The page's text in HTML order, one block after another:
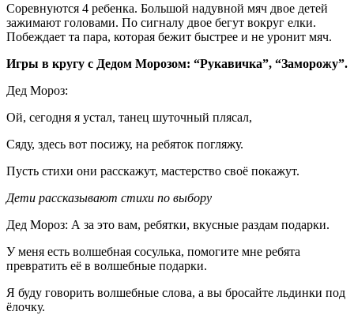
Соревнуются 4 ребенка. Большой надувной мяч двое детей
зажимают головами. По сигналу двое бегут вокруг елки.
Побеждает та пара, которая бежит быстрее и не уронит мяч.
Игры в кругу с Дедом Морозом: “Рукавичка”, “Заморожу”.
Дед Мороз:
Ой, сегодня я устал, танец шуточный плясал,
Сяду, здесь вот посижу, на ребяток погляжу.
Пусть стихи они расскажут, мастерство своё покажут.
Дети рассказывают стихи по выбору
Дед Мороз: А за это вам, ребятки, вкусные раздам подарки.
У меня есть волшебная сосулька, помогите мне ребята
превратить её в волшебные подарки.
Я буду говорить волшебные слова, а вы бросайте льдинки под
ёлочку.